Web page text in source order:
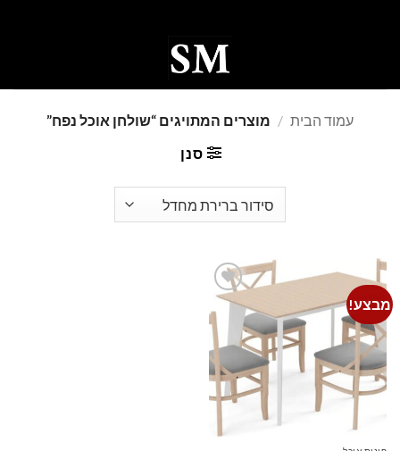
עמוד הבית / מוצרים המתויגים “שולחן אוכל נפח”
סנן
מבצע!
Add to
wishlist